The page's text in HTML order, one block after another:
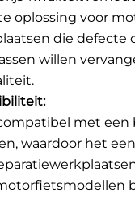
oplossing voor
die defecte
willen
met een
waardoor het